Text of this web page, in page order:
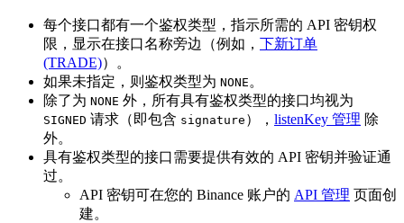
每个接口都有一个鉴权类型，指示所需的 API 密钥权
限，显示在接口名称旁边（例如， 下新订单
(TRADE)）。
如果未指定，则鉴权类型为 NONE 。
除了为 NONE 外，所有具有鉴权类型的接口均视为
SIGNED 请求（即包含 signature ）， listenKey 管理 除
外。
具有鉴权类型的接口需要提供有效的 API 密钥并验证通
过。
API 密钥可在您的 Binance 账户的 API 管理 页面创
建。